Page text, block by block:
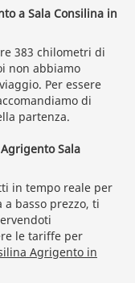
a Sala Consilina in
383 chilometri di
non abbiamo
Per essere
di
partenza.
Sala
in tempo reale per
basso prezzo, ti
le tariffe per
Agrigento in